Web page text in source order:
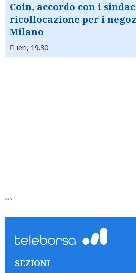
Coin, accordo con i
ricollocazione per i
Milano
ieri, 19.30
```
SEZIONI